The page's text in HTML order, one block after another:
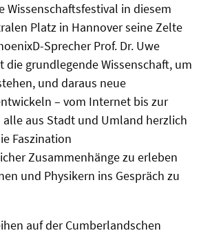
Wissenschaftsfestival in diesem
Platz in Hannover seine Zelte
Sprecher Prof. Dr. Uwe
die grundlegende Wissenschaft, um
und daraus neue
– vom Internet bis zur
aus Stadt und Umland herzlich
Faszination
Zusammenhänge zu erleben
und Physikern ins Gespräch zu
auf der Cumberlandschen